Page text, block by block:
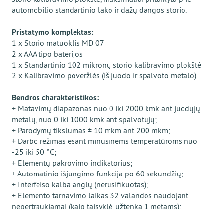
automobilio standartinio lako ir dažų dangos storio.
Pristatymo komplektas:
1 x Storio matuoklis MD 07
2 x AAA tipo baterijos
1 x Standartinio 102 mikronų storio kalibravimo plokštė
2 x Kalibravimo poveržlės (iš juodo ir spalvoto metalo)
Bendros charakteristikos:
+ Matavimų diapazonas nuo 0 iki 2000 kmk ant juodųjų
metalų, nuo 0 iki 1000 kmk ant spalvotųjų;
+ Parodymų tikslumas ± 10 mkm ant 200 mkm;
+ Darbo režimas esant minusinėms temperatūroms nuo
-25 iki 50 °C;
+ Elementų pakrovimo indikatorius;
+ Automatinio išjungimo funkcija po 60 sekundžių;
+ Interfeiso kalba anglų (nerusifikuotas);
+ Elemento tarnavimo laikas 32 valandos naudojant
nepertraukiamai (kaip taisyklė, užtenka 1 metams);